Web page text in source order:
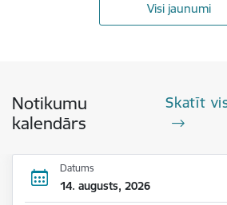
Visi jaunumi
Notikumu
kalendārs
Skatīt
Datums
14. augusts, 2026